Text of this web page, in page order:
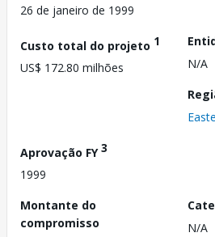
26 de janeiro de 1999
Custo total do projeto 1
US$ 172.80 milhões
N/A
Aprovação FY3
1999
Montante do
compromisso
N/A